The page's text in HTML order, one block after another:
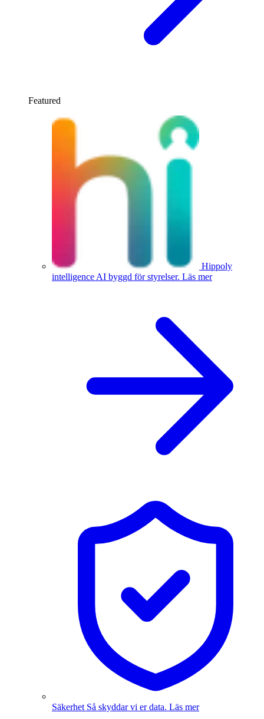
Featured
Hippoly
intelligence AI byggd för styrelser. Läs mer
Säkerhet Så skyddar vi er data. Läs mer